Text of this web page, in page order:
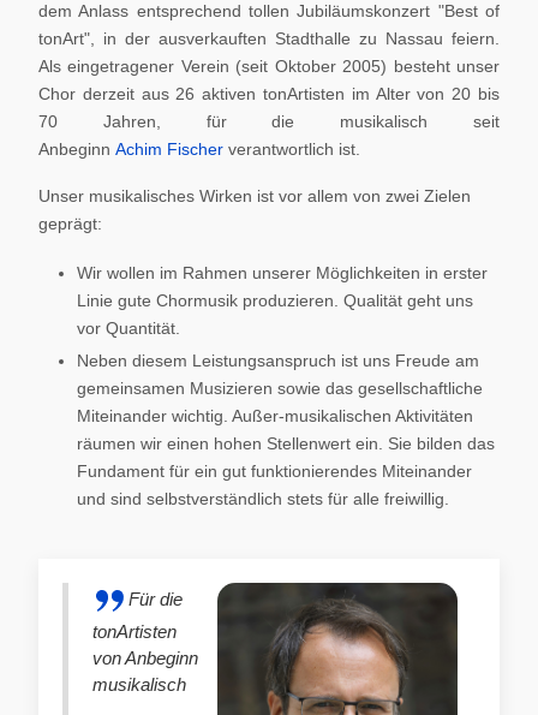
dem Anlass entsprechend tollen Jubiläumskonzert "Best of
tonArt", in der ausverkauften Stadthalle zu Nassau feiern.
Als eingetragener Verein (seit Oktober 2005) besteht unser
Chor derzeit aus 26 aktiven tonArtisten im Alter von 20 bis
70 Jahren, für die musikalisch seit
Anbeginn Achim Fischer verantwortlich ist.
Unser musikalisches Wirken ist vor allem von zwei Zielen
geprägt:
Wir wollen im Rahmen unserer Möglichkeiten in erster
Linie gute Chormusik produzieren. Qualität geht uns
vor Quantität.
Neben diesem Leistungsanspruch ist uns Freude am
gemeinsamen Musizieren sowie das gesellschaftliche
Miteinander wichtig. Außer-musikalischen Aktivitäten
räumen wir einen hohen Stellenwert ein. Sie bilden das
Fundament für ein gut funktionierendes Miteinander
und sind selbstverständlich stets für alle freiwillig.
Für die
tonArtisten
von Anbeginn
musikalisch